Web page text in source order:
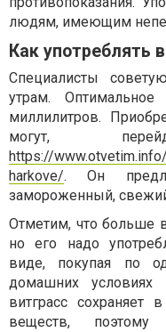
людям, имеющим
Как употреблять
Специалисты
утрам.
миллилитров.
могут,
https://
harkove/. Он
замороженный,
Отметим, что больше
но его надо
виде, покупая по
домашних условиях
витграсс сохраняет
веществ, поэтому